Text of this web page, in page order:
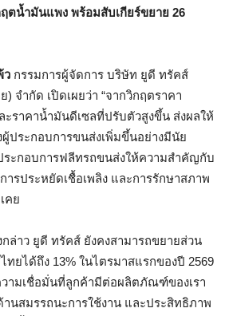
ตน้ำมันแพง พร้อมสับเกียร์ขยาย 26
ว กรรมการผู้จัดการ บริษัท ยูดี ทรัคส์
จำกัด เปิดเผยว่า “จากวิกฤตราคา
ะราคาน้ำมันดีเซลที่ปรับตัวสูงขึ้น ส่งผลให้
ประกอบการขนส่งเพิ่มขึ้นอย่างมีนัย
ะกอบการฟลีทรถขนส่งให้ความสำคัญกับ
รประหยัดเชื้อเพลิง และการรักษาสภาพ
คย
ล่าว ยูดี ทรัคส์ ยังคงสามารถขยายส่วน
ทยได้ถึง 13% ในไตรมาสแรกของปี 2569
ามเชื่อมั่นที่ลูกค้ามีต่อผลิตภัณฑ์ของเรา
นสมรรถนะการใช้งาน และประสิทธิภาพ